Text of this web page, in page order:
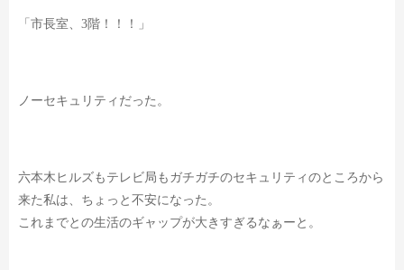
「市長室、3階！！！」
ノーセキュリティだった。
六本木ヒルズもテレビ局もガチガチのセキュリティのところから
来た私は、 ちょっと不安になった。
これまでとの生活のギャップが大きすぎるなぁーと。